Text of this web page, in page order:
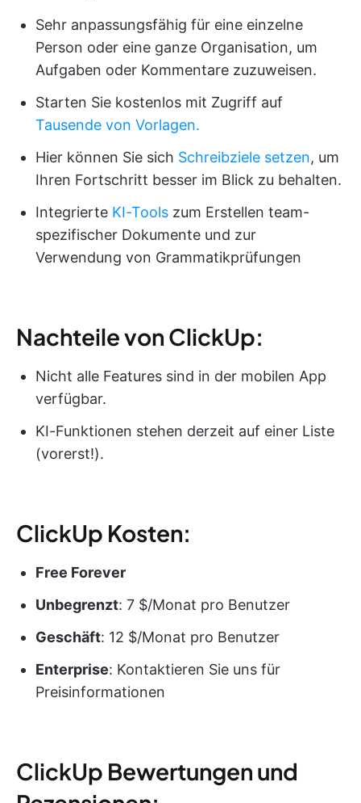
Sehr anpassungsfähig für eine einzelne
Person oder eine ganze Organisation, um
Aufgaben oder Kommentare zuzuweisen.
Starten Sie kostenlos mit Zugriff auf
Tausende von Vorlagen.
Hier können Sie sich Schreibziele setzen, um
Ihren Fortschritt besser im Blick zu behalten.
Integrierte KI-Tools zum Erstellen team-
spezifischer Dokumente und zur
Verwendung von Grammatikprüfungen
Nachteile von ClickUp:
Nicht alle Features sind in der mobilen App
verfügbar.
KI-Funktionen stehen derzeit auf einer Liste
(vorerst!).
ClickUp Kosten:
Free Forever
Unbegrenzt: 7 $/Monat pro Benutzer
Geschäft: 12 $/Monat pro Benutzer
Enterprise: Kontaktieren Sie uns für
Preisinformationen
ClickUp Bewertungen und